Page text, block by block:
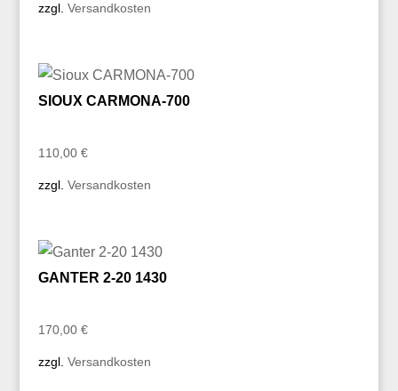
zzgl. Versandkosten
SIOUX CARMONA-700
110,00 €
zzgl. Versandkosten
GANTER 2-20 1430
170,00 €
zzgl. Versandkosten